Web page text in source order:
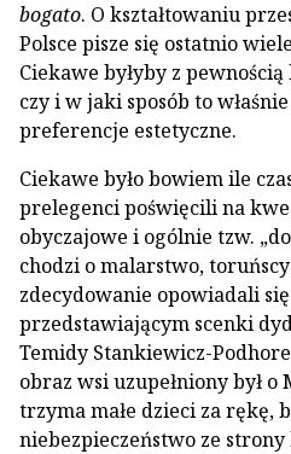
bogato. O kształtowaniu
Polsce pisze się ostatnio
Ciekawe byłyby z
czy i w jaki sposób to
preferencje estetyczne.
Ciekawe było bowiem ile
prelegenci poświęcili na
obyczajowe i ogólnie tzw.
chodzi o malarstwo,
zdecydowanie opowiadali
przedstawiającym scenki
Temidy Stankiewicz-
obraz wsi uzupełniony był
trzyma małe dzieci za rękę,
niebezpieczeństwo ze strony